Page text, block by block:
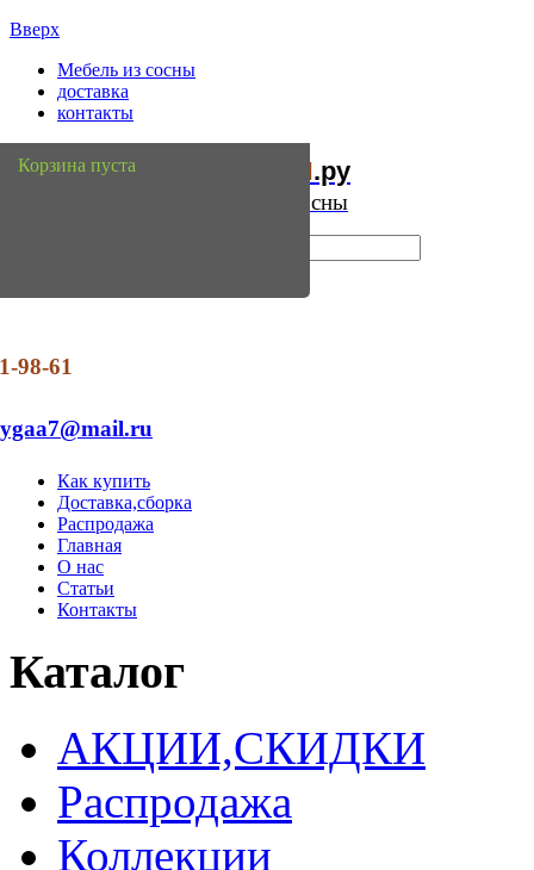
Вверх
Мебель из сосны
доставка
контакты
Мебель Сосны.ру
Интернет магазин мебели из сосны
98-61
Как купить
Доставка,сборка
Распродажа
Главная
О нас
Статьи
Контакты
Корзина пуста
Каталог
АКЦИИ,СКИДКИ
Распродажа
Коллекции